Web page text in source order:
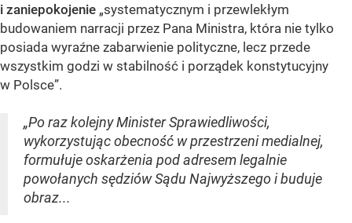
i zaniepokojenie „systematycznym i przewlekłym
budowaniem narracji przez Pana Ministra, która nie tylko
posiada wyraźne zabarwienie polityczne, lecz przede
wszystkim godzi w stabilność i porządek konstytucyjny
w Polsce”.
„Po raz kolejny Minister Sprawiedliwości,
wykorzystując obecność w przestrzeni medialnej,
formułuje oskarżenia pod adresem legalnie
powołanych sędziów Sądu Najwyższego i buduje
obraz...